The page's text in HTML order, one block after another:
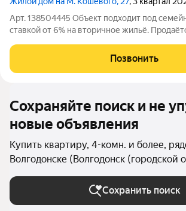
Арт. 138504445 Объект подходит под
ставкой от 6% на вторичное жильё.
дома. Квартира отличается удобной
санузлы, два
Позвонить
Сохраняйте поиск и не
новые объявления
Купить квартиру, 4-комн. и более,
Волгодонске (Волгодонск (городской
Сохранить поиск